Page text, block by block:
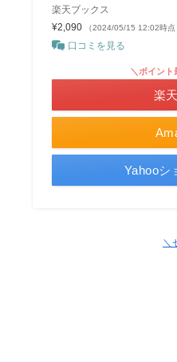
楽天ブックス
¥2,090
（2024/05/15 12:02時点
口コミを見る
＼ポイント
楽
Yahooシ
＼